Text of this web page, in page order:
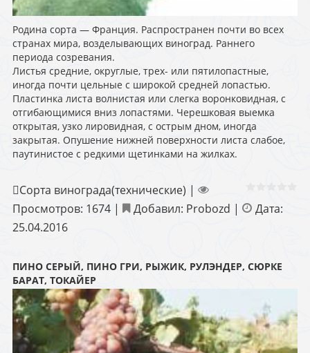
Родина сорта — Франция. Распространен почти во всех
странах мира, возделывающих виноград. Раннего
периода созревания.
Листья средние, округлые, трех- или пятилопастные,
иногда почти цельные с широкой средней лопастью.
Пластинка листа волнистая или слегка воронковидная, с
отгибающимися вниз лопастями. Черешковая выемка
открытая, узко лировидная, с острым дном, иногда
закрытая. Опушение нижней поверхности листа слабое,
паутинистое с редкими щетинками на жилках.
Сорта винограда(технические) |
Просмотров: 1674 | Добавил: Probozd |
Дата:
25.04.2016
ПИНО СЕРЫЙ, ПИНО ГРИ, РЫЖИК, РУЛЭНДЕР, СЮРКЕ
БАРАТ, ТОКАЙЕР